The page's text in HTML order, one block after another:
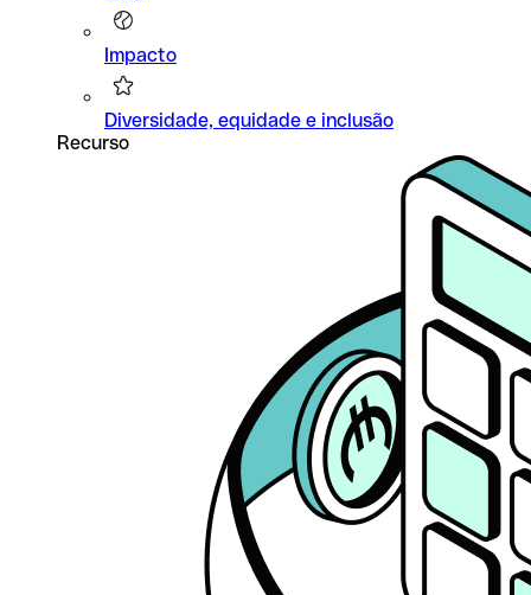
Impacto
Diversidade, equidade e inclusão
Recurso